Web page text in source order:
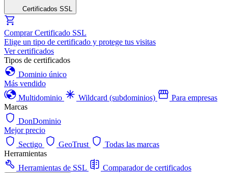
Certificados SSL
Comprar Certificado SSL
Elige un tipo de certificado y protege tus visitas
Ver certificados
Tipos de certificados
Dominio único
Más vendido
Multidominio
Wildcard (subdominios)
Para empresas
Marcas
DonDominio
Mejor precio
Sectigo
GeoTrust
Todas las marcas
Herramientas
Herramientas de SSL
Comparador de certificados